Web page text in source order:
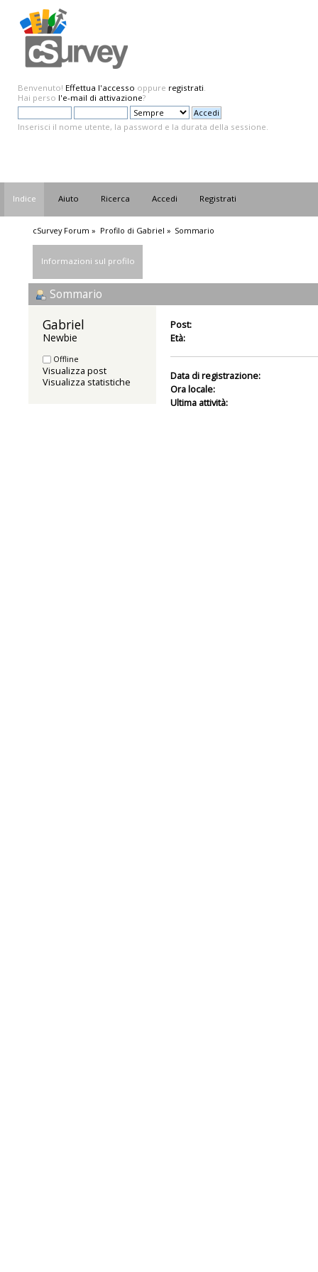
Benvenuto! Effettua l'accesso oppure registrati.
Hai perso l'e-mail di attivazione?
Inserisci il nome utente, la password e la durata della sessione.
Indice Aiuto Ricerca Accedi Registrati
cSurvey Forum » Profilo di Gabriel » Sommario
Informazioni sul profilo
Sommario
Gabriel
Newbie
Offline
Visualizza post
Visualizza statistiche
Post:
Età:
Data di registrazione:
Ora locale:
Ultima attività: